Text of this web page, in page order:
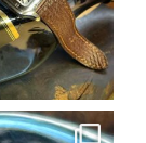
5月 14